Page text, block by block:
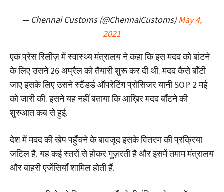
— Chennai Customs (@ChennaiCustoms)May 4,
2021
एक प्रेस रिलीज़ में स्वास्थ्य मंत्रालय ने कहा कि इस मदद को बांटने
के लिए उसने 26 अप्रैल को तैयारी शुरू कर दी थी. मदद कैसे बाँटी
जाए इसके लिए उसने स्टैंडर्ड ऑपरेटिंग प्रोसिजर यानी SOP 2 मई
को जारी की. इसने यह नहीं बताया कि आख़िर मदद बाँटने की
शुरुआत कब से हुई.
देश में मदद की खेप पहुँचने के बावजूद इसके वितरण की प्रक्रिया
जटिल है. यह कई स्तरों से होकर गुज़रती है और इसमें तमाम मंत्रालय
और बाहरी एजेंसियाँ शामिल होती हैं.